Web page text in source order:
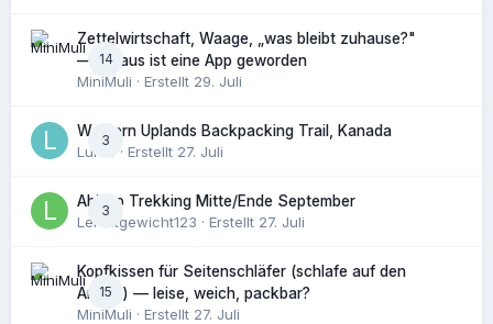
14
Zettelwirtschaft, Waage, „was bleibt zuhause?"
— daraus ist eine App geworden
MiniMuli · Erstellt 29. Juli
3
Western Uplands Backpacking Trail, Kanada
Luk14
· Erstellt 27. Juli
3
Abisko Trekking Mitte/Ende September
Leichtgewicht123 · Erstellt 27. Juli
15
Kopfkissen für Seitenschläfer (schlafe auf den
Armen) — leise, weich, packbar?
MiniMuli · Erstellt 27. Juli